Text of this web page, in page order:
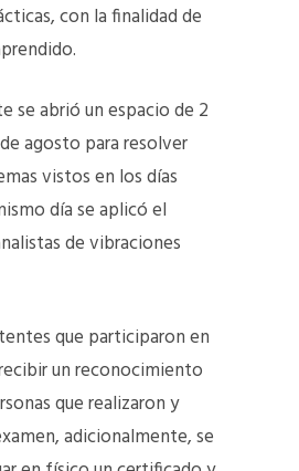
con la finalidad de
se abrió un espacio de 2
agosto para resolver
vistos en los días
día se aplicó el
de vibraciones
que participaron en
un reconocimiento
que realizaron y
adicionalmente, se